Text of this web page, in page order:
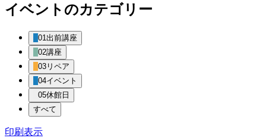
イベントのカテゴリー
01出前講座
02講座
03リペア
04イベント
05休館日
すべて
印刷表示